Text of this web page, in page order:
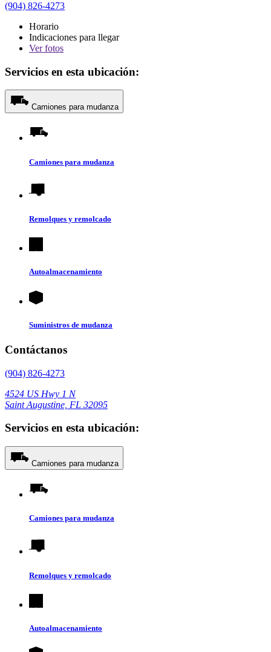
(904) 826-4273
Horario
Indicaciones para llegar
Verfotos
Servicios en esta ubicación:
Camiones para mudanza
Camiones para mudanza
Remolques y remolcado
Autoalmacenamiento
Suministros de mudanza
Contáctanos
(904) 826-4273
4524 US Hwy 1 N
Saint Augustine, FL 32095
Servicios en esta ubicación:
Camiones para mudanza
Camiones para mudanza
Remolques y remolcado
Autoalmacenamiento